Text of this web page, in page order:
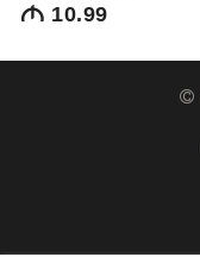
M 10.99